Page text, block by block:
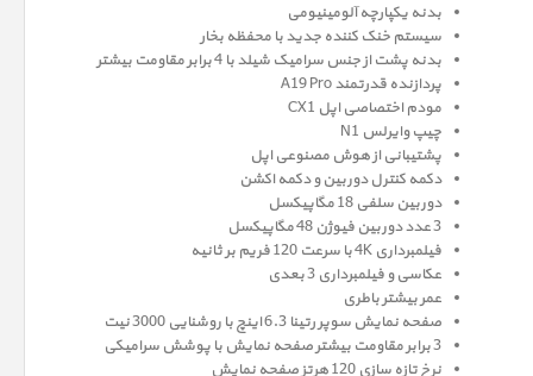
بدنه یکپارچه آلومینیومی
سیستم خنک کننده جدید با محفظه بخار
بدنه پشت از جنس سرامیک شیلد با 4 برابر مقاومت بیشتر
پردازنده قدرتمند A19 Pro
مودم اختصاصی اپل CX1
چیپ وایرلس N1
پشتیبانی از هوش مصنوعی اپل
دکمه کنترل دوربین و دکمه اکشن
دوربین سلفی 18 مگاپیکسل
3 عدد دوربین فیوژن 48 مگاپیکسل
فیلمبرداری 4K با سرعت 120 فریم بر ثانیه
عکاسی و فیلمبرداری 3 بعدی
عمر بیشتر باطری
صفحه نمايش سوپر رتينا 6.3 اينچ با روشنایی 3000 نیت
3 برابر مقاومت بیشتر صفحه نمایش با پوشش سرامیکی
نرخ تازه سازی 120 هرتز صفحه نمایش